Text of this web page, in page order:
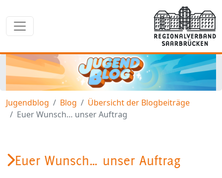
Jugendblog Blog
Übersicht der Blogbeiträge
Euer Wunsch… unser Auftrag
Euer Wunsch… unser Auftrag